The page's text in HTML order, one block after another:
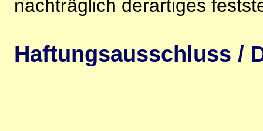
nachträglich derartiges
Haftungsausschluss /